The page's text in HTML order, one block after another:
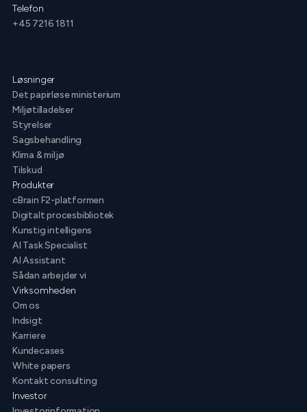
Telefon
+45 7216 1811
Løsninger
Det papirløse ministerium
Miljøtilladelser
Styrelser
Sagsbehandling
Klima & miljø
Tilskud
Produkter
cBrain F2-platformen
Digitalt procesbibliotek
Kunstig intelligens
AI Task Specialist
AI Assistant
Sådan arbejder vi
Virksomheden
Om os
Indsigt
Karriere
Kundecases
White papers
Kontakt consulting
Investor